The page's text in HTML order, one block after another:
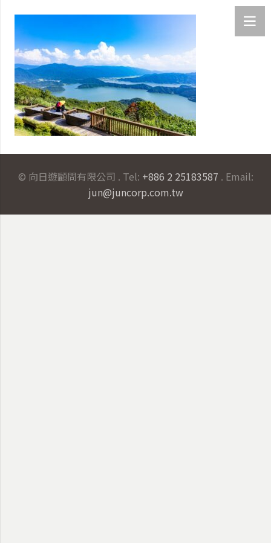
© 向日遊顧問有限公司 . Tel: +886 2 25183587 . Email:
jun@juncorp.com.tw